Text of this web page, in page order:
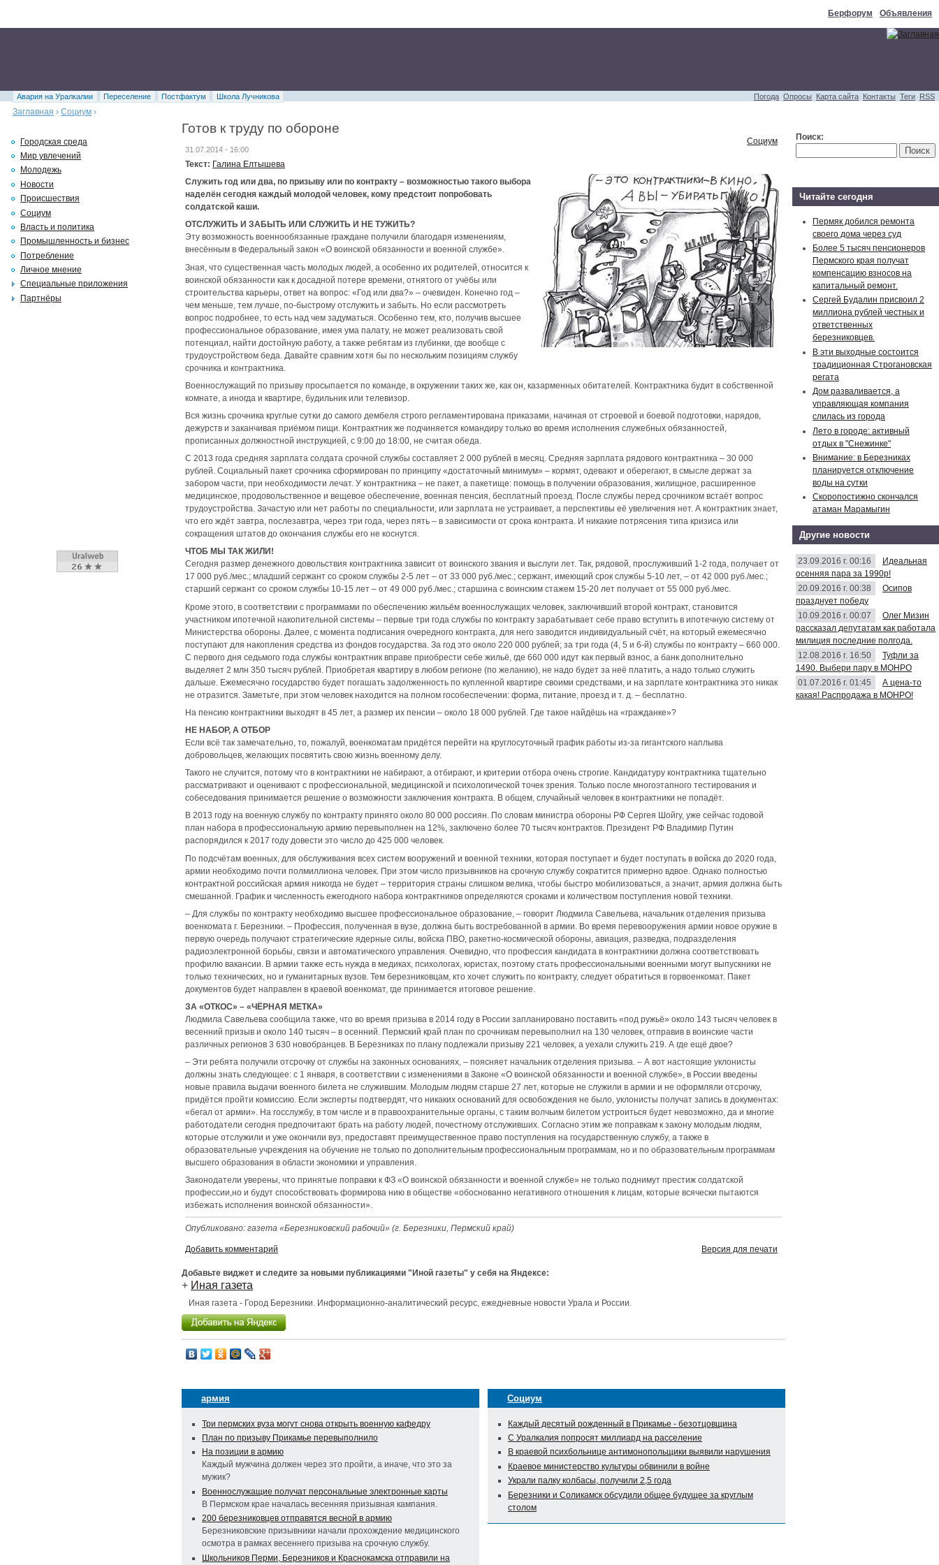
Берфорум Объявления
Погода Опросы Карта сайта Контакты Теги RSS
Авария на Уралкалии Переселение Постфактум
Школа Лучникова
Заглавная › Социум ›
Готов к труду по обороне
Социум
31.07.2014 - 16:00
Текст: Галина Елтышева
Служить год или два, по призыву или по контракту – возможностью такого выбора
наделён сегодня каждый молодой человек, кому предстоит попробовать
солдатской каши.
ОТСЛУЖИТЬ И ЗАБЫТЬ ИЛИ СЛУЖИТЬ И НЕ ТУЖИТЬ?
Эту возможность военнообязанные граждане получили благодаря изменениям,
внесённым в Федеральный закон «О воинской обязанности и военной службе».
Зная, что существенная часть молодых людей, а особенно их родителей, относится к
воинской обязанности как к досадной потере времени, отнятого от учёбы или
строительства карьеры, ответ на вопрос: «Год или два?» – очевиден. Конечно год –
чем меньше, тем лучше, по-быстрому отслужить и забыть. Но если рассмотреть
вопрос подробнее, то есть над чем задуматься. Особенно тем, кто, получив высшее
профессиональное образование, имея ума палату, не может реализовать свой
потенциал, найти достойную работу, а также ребятам из глубинки, где вообще с
трудоустройством беда. Давайте сравним хотя бы по нескольким позициям службу
срочника и контрактника.
Военнослужащий по призыву просыпается по команде, в окружении таких же, как он, казарменных обитателей. Контрактника будит в собственной
комнате, а иногда и квартире, будильник или телевизор.
Вся жизнь срочника круглые сутки до самого дембеля строго регламентирована приказами, начиная от строевой и боевой подготовки, нарядов,
дежурств и заканчивая приёмом пищи. Контрактник же подчиняется командиру только во время исполнения служебных обязанностей,
прописанных должностной инструкцией, с 9:00 до 18:00, не считая обеда.
С 2013 года средняя зарплата солдата срочной службы составляет 2 000 рублей в месяц. Средняя зарплата рядового контрактника – 30 000
рублей. Социальный пакет срочника сформирован по принципу «достаточный минимум» – кормят, одевают и оберегают, в смысле держат за
забором части, при необходимости лечат. У контрактника – не пакет, а пакетище: помощь в получении образования, жилищное, расширенное
медицинское, продовольственное и вещевое обеспечение, военная пенсия, бесплатный проезд. После службы перед срочником встаёт вопрос
трудоустройства. Зачастую или нет работы по специальности, или зарплата не устраивает, а перспективы её увеличения нет. А контрактник знает,
что его ждёт завтра, послезавтра, через три года, через пять – в зависимости от срока контракта. И никакие потрясения типа кризиса или
сокращения штатов до окончания службы его не коснутся.
ЧТОБ МЫ ТАК ЖИЛИ!
Сегодня размер денежного довольствия контрактника зависит от воинского звания и выслуги лет. Так, рядовой, прослуживший 1-2 года, получает от
17 000 руб./мес.; младший сержант со сроком службы 2-5 лет – от 33 000 руб./мес.; сержант, имеющий срок службы 5-10 лет, – от 42 000 руб./мес.;
старший сержант со сроком службы 10-15 лет – от 49 000 руб./мес.; старшина с воинским стажем 15-20 лет получает от 55 000 руб./мес.
Кроме этого, в соответствии с программами по обеспечению жильём военнослужащих человек, заключивший второй контракт, становится
участником ипотечной накопительной системы – первые три года службы по контракту зарабатывает себе право вступить в ипотечную систему от
Министерства обороны. Далее, с момента подписания очередного контракта, для него заводится индивидуальный счёт, на который ежемесячно
поступают для накопления средства из фондов государства. За год это около 220 000 рублей; за три года (4, 5 и 6-й) службы по контракту – 660 000.
С первого дня седьмого года службы контрактник вправе приобрести себе жильё, где 660 000 идут как первый взнос, а банк дополнительно
выделяет 2 млн 350 тысяч рублей. Приобретая квартиру в любом регионе (по желанию), не надо будет за неё платить, а надо только служить
дальше. Ежемесячно государство будет погашать задолженность по купленной квартире своими средствами, и на зарплате контрактника это никак
не отразится. Заметьте, при этом человек находится на полном гособеспечении: форма, питание, проезд и т. д. – бесплатно.
На пенсию контрактники выходят в 45 лет, а размер их пенсии – около 18 000 рублей. Где такое найдёшь на «гражданке»?
НЕ НАБОР, А ОТБОР
Если всё так замечательно, то, пожалуй, военкоматам придётся перейти на круглосуточный график работы из-за гигантского наплыва
добровольцев, желающих посвятить свою жизнь военному делу.
Такого не случится, потому что в контрактники не набирают, а отбирают, и критерии отбора очень строгие. Кандидатуру контрактника тщательно
рассматривают и оценивают с профессиональной, медицинской и психологической точек зрения. Только после многоэтапного тестирования и
собеседования принимается решение о возможности заключения контракта. В общем, случайный человек в контрактники не попадёт.
В 2013 году на военную службу по контракту принято около 80 000 россиян. По словам министра обороны РФ Сергея Шойгу, уже сейчас годовой
план набора в профессиональную армию перевыполнен на 12%, заключено более 70 тысяч контрактов. Президент РФ Владимир Путин
распорядился к 2017 году довести это число до 425 000 человек.
По подсчётам военных, для обслуживания всех систем вооружений и военной техники, которая поступает и будет поступать в войска до 2020 года,
армии необходимо почти полмиллиона человек. При этом число призывников на срочную службу сократится примерно вдвое. Однако полностью
контрактной российская армия никогда не будет – территория страны слишком велика, чтобы быстро мобилизоваться, а значит, армия должна быть
смешанной. График и численность ежегодного набора контрактников определяются сроками и количеством поступления новой техники.
– Для службы по контракту необходимо высшее профессиональное образование, – говорит Людмила Савельева, начальник отделения призыва
военкомата г. Березники. – Профессия, полученная в вузе, должна быть востребованной в армии. Во время перевооружения армии новое оружие в
первую очередь получают стратегические ядерные силы, войска ПВО, ракетно-космической обороны, авиация, разведка, подразделения
радиоэлектронной борьбы, связи и автоматического управления. Очевидно, что профессия кандидата в контрактники должна соответствовать
профилю вакансии. В армии также есть нужда в медиках, психологах, юристах, поэтому стать профессиональными военными могут выпускники не
только технических, но и гуманитарных вузов. Тем березниковцам, кто хочет служить по контракту, следует обратиться в горвоенкомат. Пакет
документов будет направлен в краевой военкомат, где принимается итоговое решение.
ЗА «ОТКОС» – «ЧЁРНАЯ МЕТКА»
Людмила Савельева сообщила также, что во время призыва в 2014 году в России запланировано поставить «под ружьё» около 143 тысяч человек в
весенний призыв и около 140 тысяч – в осенний. Пермский край план по срочникам перевыполнил на 130 человек, отправив в воинские части
различных регионов 3 630 новобранцев. В Березниках по плану подлежали призыву 221 человек, а уехали служить 219. А где ещё двое?
– Эти ребята получили отсрочку от службы на законных основаниях, – поясняет начальник отделения призыва. – А вот настоящие уклонисты
должны знать следующее: с 1 января, в соответствии с изменениями в Законе «О воинской обязанности и военной службе», в России введены
новые правила выдачи военного билета не служившим. Молодым людям старше 27 лет, которые не служили в армии и не оформляли отсрочку,
придётся пройти комиссию. Если эксперты подтвердят, что никаких оснований для освобождения не было, уклонисты получат запись в документах:
«бегал от армии». На госслужбу, в том числе и в правоохранительные органы, с таким волчьим билетом устроиться будет невозможно, да и многие
работодатели сегодня предпочитают брать на работу людей, почестному отслуживших. Согласно этим же поправкам к закону молодым людям,
которые отслужили и уже окончили вуз, предоставят преимущественное право поступления на государственную службу, а также в
образовательные учреждения на обучение не только по дополнительным профессиональным программам, но и по образовательным программам
высшего образования в области экономики и управления.
Законодатели уверены, что принятые поправки к ФЗ «О воинской обязанности и военной службе» не только поднимут престиж солдатской
профессии,но и будут способствовать формирова нию в обществе «обоснованно негативного отношения к лицам, которые всячески пытаются
избежать исполнения воинской обязанности».
Опубликовано: газета «Березниковский рабочий» (г. Березники, Пермский край)
Добавить комментарий Версия для печати
Добавьте виджет и следите за новыми публикациями "Иной газеты" у себя на Яндексе:
+ Иная газета
Иная газета - Город Березники. Информационно-аналитический ресурс, ежедневные новости Урала и России.
армия
Три пермских вуза могут снова открыть военную кафедру
План по призыву Прикамье перевыполнило
На позиции в армию
Каждый мужчина должен через это пройти, а иначе, что это за
мужик?
Военнослужащие получат персональные электронные карты
В Пермском крае началась весенняя призывная кампания.
200 березниковцев отправятся весной в армию
Березниковские призывники начали прохождение медицинского
осмотра в рамках весеннего призыва на срочную службу.
Школьников Перми, Березников и Краснокамска отправили на
Социум
Каждый десятый рожденный в Прикамье - безотцовщина
С Уралкалия попросят миллиард на расселение
В краевой психбольнице антимонопольщики выявили нарушения
Краевое министерство культуры обвинили в войне
Украли палку колбасы, получили 2,5 года
Березники и Соликамск обсудили общее будущее за круглым
столом
Городская среда
Мир увлечений
Молодежь
Новости
Происшествия
Социум
Власть и политика
Промышленность и бизнес
Потребление
Личное мнение
Специальные приложения
Партнёры
Поиск:
Читайте сегодня
Пермяк добился ремонта
своего дома через суд
Более 5 тысяч пенсионеров
Пермского края получат
компенсацию взносов на
капитальный ремонт.
Сергей Будалин присвоил 2
миллиона рублей честных и
ответственных
березниковцев.
В эти выходные состоится
традиционная Строгановская
регата
Дом разваливается, а
управляющая компания
слилась из города
Лето в городе: активный
отдых в "Снежинке"
Внимание: в Березниках
планируется отключение
воды на сутки
Скоропостижно скончался
атаман Марамыгин
Другие новости
23.09.2016 г. 00:16
Идеальная
осенняя пара за 1990р!
20.09.2016 г. 00:38
Осипов
празднует победу
10.09.2016 г. 00:07
Олег Мизин
рассказал депутатам как работала
милиция последние полгода.
12.08.2016 г. 16:50
Туфли за
1490. Выбери пару в МОНРО
01.07.2016 г. 01:45
А цена-то
какая! Распродажа в МОНРО!